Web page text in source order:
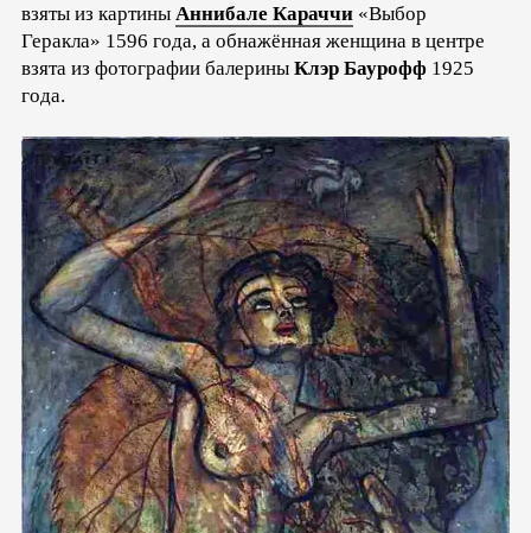
взяты из картины Аннибале Караччи «Выбор
Геракла» 1596 года, а обнажённая женщина в центре
взята из фотографии балерины Клэр Баурофф 1925
года.